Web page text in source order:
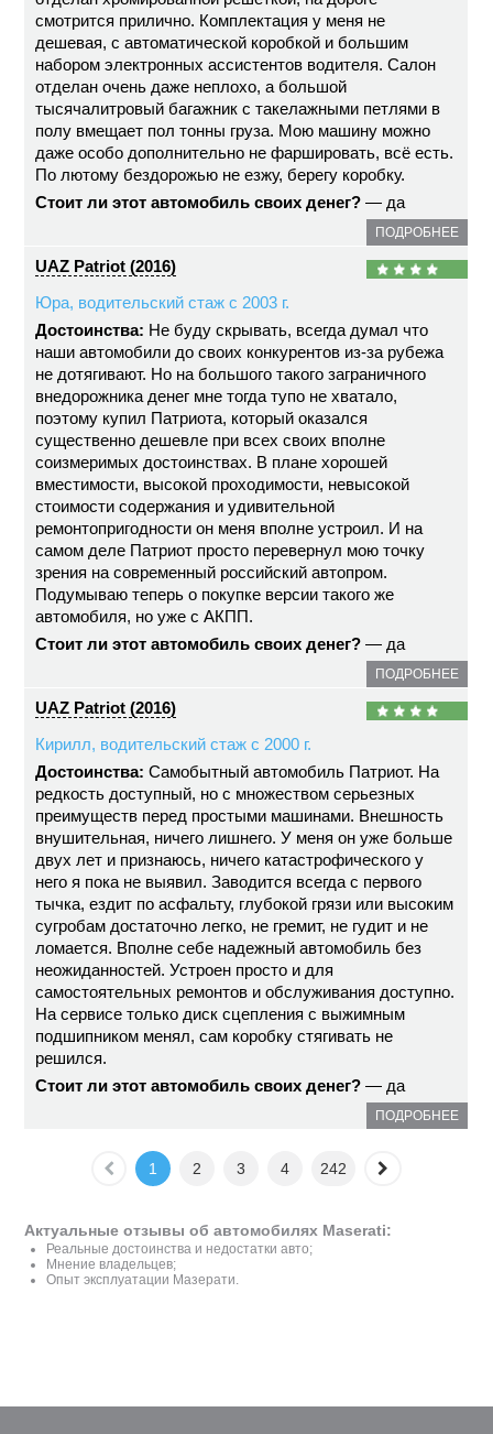
смотрится прилично. Комплектация у меня не
дешевая, с автоматической коробкой и большим
набором электронных ассистентов водителя. Салон
отделан очень даже неплохо, а большой
тысячалитровый багажник с такелажными петлями в
полу вмещает пол тонны груза. Мою машину можно
даже особо дополнительно не фаршировать, всё есть.
По лютому бездорожью не езжу, берегу коробку.
Стоит ли этот автомобиль своих денег? — да
ПОДРОБНЕЕ
UAZ Patriot (2016)
Юра, водительский стаж с 2003 г.
Достоинства: Не буду скрывать, всегда думал что
наши автомобили до своих конкурентов из-за рубежа
не дотягивают. Но на большого такого заграничного
внедорожника денег мне тогда тупо не хватало,
поэтому купил Патриота, который оказался
существенно дешевле при всех своих вполне
соизмеримых достоинствах. В плане хорошей
вместимости, высокой проходимости, невысокой
стоимости содержания и удивительной
ремонтопригодности он меня вполне устроил. И на
самом деле Патриот просто перевернул мою точку
зрения на современный российский автопром.
Подумываю теперь о покупке версии такого же
автомобиля, но уже с АКПП.
Стоит ли этот автомобиль своих денег? — да
ПОДРОБНЕЕ
UAZ Patriot (2016)
Кирилл, водительский стаж с 2000 г.
Достоинства: Самобытный автомобиль Патриот. На
редкость доступный, но с множеством серьезных
преимуществ перед простыми машинами. Внешность
внушительная, ничего лишнего. У меня он уже больше
двух лет и признаюсь, ничего катастрофического у
него я пока не выявил. Заводится всегда с первого
тычка, ездит по асфальту, глубокой грязи или высоким
сугробам достаточно легко, не гремит, не гудит и не
ломается. Вполне себе надежный автомобиль без
неожиданностей. Устроен просто и для
самостоятельных ремонтов и обслуживания доступно.
На сервисе только диск сцепления с выжимным
подшипником менял, сам коробку стягивать не
решился.
Стоит ли этот автомобиль своих денег? — да
ПОДРОБНЕЕ
1 2 3 4 242
Актуальные отзывы об автомобилях Maserati:
Реальные достоинства и недостатки авто;
Мнение владельцев;
Опыт эксплуатации Мазерати.